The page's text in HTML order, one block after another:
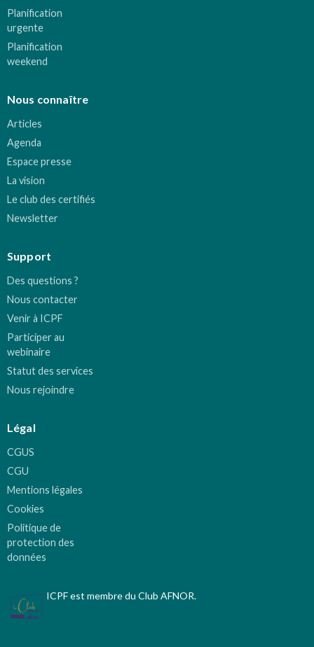
Planification
urgente
Planification
weekend
Nous connaître
Articles
Agenda
Espace presse
La vision
Le club des certifiés
Newsletter
Support
Des questions ?
Nous contacter
Venir à ICPF
Participer au
webinaire
Statut des services
Nous rejoindre
Légal
CGUS
CGU
Mentions légales
Cookies
Politique de
protection des
données
ICPF est membre du Club AFNOR.